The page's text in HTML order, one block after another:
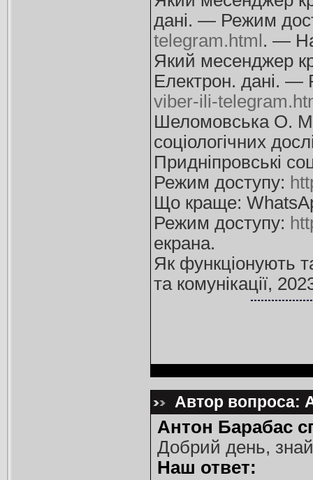
дані. — Режим
telegram.html . —
Який месенджер
Електрон. дані.
viber-ili-
Шеломовська О. М.
соціологічних
Придніпровські
Режим доступу:
Що краще:
Режим доступу:
екрана.
Як функціонують
та комунікації,
Автор вопроса:
Антон Барабас
Добрий день,
Наш ответ: